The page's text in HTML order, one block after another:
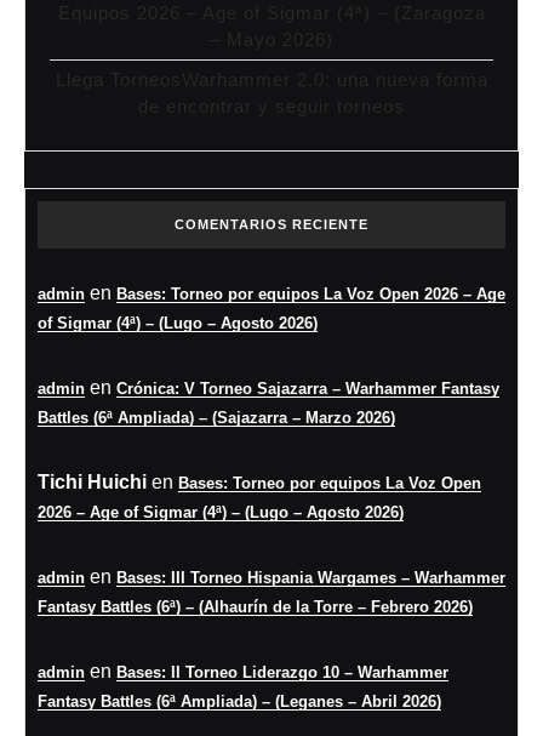
Equipos 2026 – Age of Sigmar (4ª) – (Zaragoza
– Mayo 2026)
Llega TorneosWarhammer 2.0: una nueva forma
de encontrar y seguir torneos
COMENTARIOS RECIENTE
admin en Bases: Torneo por equipos La Voz Open 2026 – Age
of Sigmar (4ª) – (Lugo – Agosto 2026)
admin en Crónica: V Torneo Sajazarra – Warhammer Fantasy
Battles (6ª Ampliada) – (Sajazarra – Marzo 2026)
Tichi Huichi en Bases: Torneo por equipos La Voz Open
2026 – Age of Sigmar (4ª) – (Lugo – Agosto 2026)
admin en Bases: III Torneo Hispania Wargames – Warhammer
Fantasy Battles (6ª) – (Alhaurín de la Torre – Febrero 2026)
admin en Bases: II Torneo Liderazgo 10 – Warhammer
Fantasy Battles (6ª Ampliada) – (Leganes – Abril 2026)